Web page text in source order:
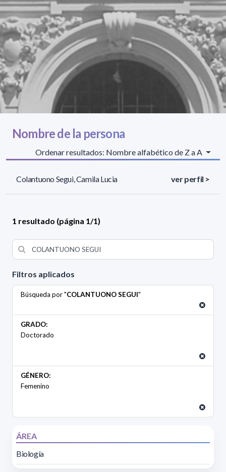
Filtros aplicados
Búsqueda por "COLANTUONO SEGUI"
GRADO:
Doctorado
GÉNERO:
Femenino
ÁREA
Biología
Nombre de la persona
Ordenar resultados: Nombre alfabético de Z a A
Colantuono Segui, Camila Lucia ver perfil >
1 resultado (página 1/1)